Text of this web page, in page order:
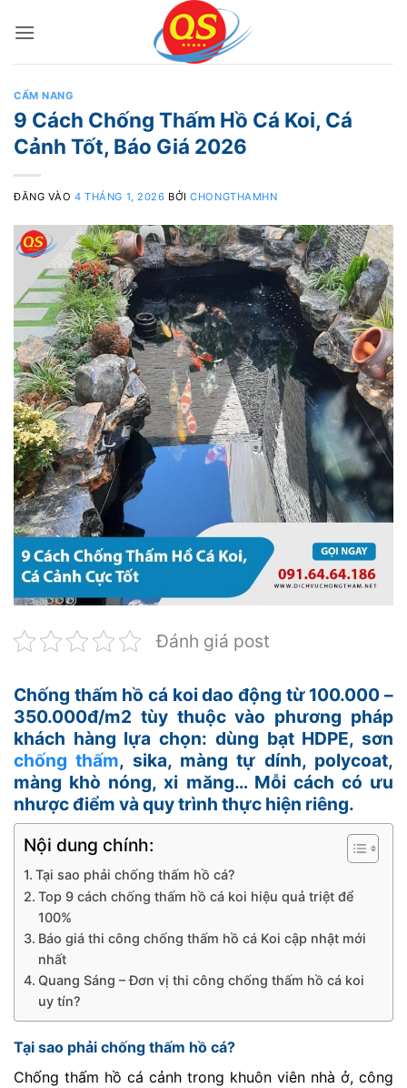
qua
CẨM NANG
9 Cách Chống Thấm Hồ Cá Koi, Cá
Cảnh Tốt, Báo Giá 2026
ĐĂNG VÀO4 THÁNG 1, 2026 BỞICHONGTHAMHN
Đánh giá post
Chống thấm hồ cá koi dao động từ 100.000 –
350.000đ/m2 tùy thuộc vào phương pháp
khách hàng lựa chọn: dùng bạt HDPE, sơn
chống thấm, sika, màng tự dính, polycoat,
màng khò nóng, xi măng… Mỗi cách có ưu
nhược điểm và quy trình thực hiện riêng.
Nội dung chính:
Tại sao phải chống thấm hồ cá?
Top 9 cách chống thấm hồ cá koi hiệu quả triệt để
100%
Báo giá thi công chống thấm hồ cá Koi cập nhật mới
nhất
Quang Sáng – Đơn vị thi công chống thấm hồ cá koi
uy tín?
Tại sao phải chống thấm hồ cá?
Chống thấm hồ cá cảnh trong khuôn viên nhà ở, công